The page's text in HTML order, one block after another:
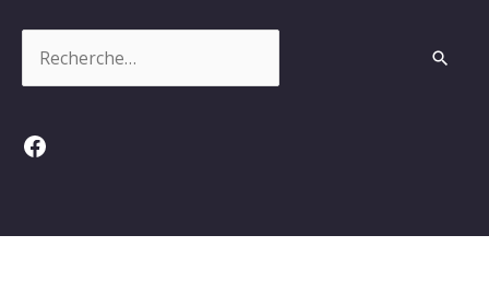
Facebook